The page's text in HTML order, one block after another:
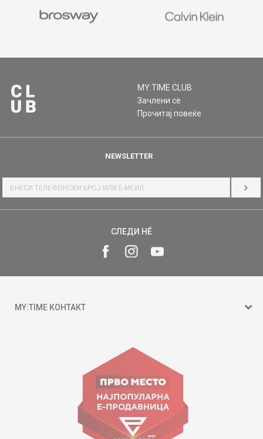
MY:TIME CLUB
Зачлени се
Прочитај повеќе
NEWSLETTER
СЛЕДИ НÉ
MY:TIME КОНТАКТ
ул. Гоце Николовски бр.74 Скопје
contact@mytime.mk
Работно време:
09:00 до 17:00